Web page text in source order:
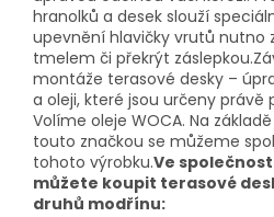
hranolků a desek slouží
upevnění hlavičky vrutů nutno
tmelem či překrýt
montáže terasové desky –
a oleji, které jsou určeny
Volíme oleje WOCA. Na
touto značkou se můžeme
tohoto výrobku.Ve
můžete koupit terasové
druhů modřínu: